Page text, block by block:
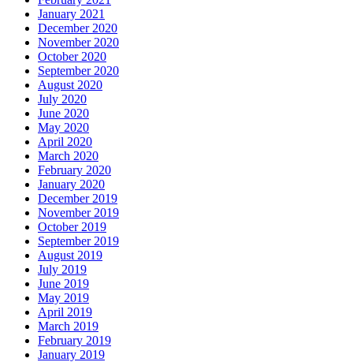
January 2021
December 2020
November 2020
October 2020
September 2020
August 2020
July 2020
June 2020
May 2020
April 2020
March 2020
February 2020
January 2020
December 2019
November 2019
October 2019
September 2019
August 2019
July 2019
June 2019
May 2019
April 2019
March 2019
February 2019
January 2019